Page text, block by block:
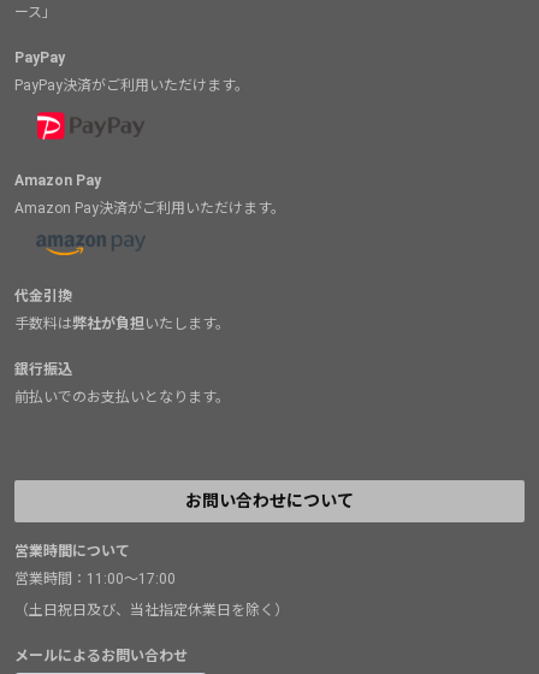
ース」
PayPay
PayPay決済がご利用いただけます。
Amazon Pay
Amazon Pay決済がご利用いただけます。
代金引換
手数料は弊社が負担いたします。
銀行振込
前払いでのお支払いとなります。
お問い合わせについて
営業時間について
営業時間：11:00～17:00
（土日祝日及び、当社指定休業日を除く）
メールによるお問い合わせ